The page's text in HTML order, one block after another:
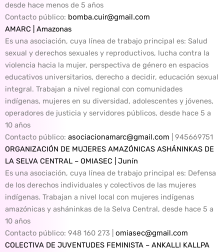
desde hace menos de 5 años
Contacto público: bomba.cuir@gmail.com
AMARC | Amazonas
Es una asociación, cuya línea de trabajo principal es: Salud
sexual y derechos sexuales y reproductivos, lucha contra la
violencia hacia la mujer, perspectiva de género en espacios
educativos universitarios, derecho a decidir, educación sexual
integral. Trabajan a nivel regional con comunidades
indígenas, mujeres en su diversidad, adolescentes y jóvenes,
operadores de justicia y servidores públicos, desde hace 5 a
10 años
Contacto público: asociacionamarc@gmail.com | 945669751
ORGANIZACIÓN DE MUJERES AMAZÓNICAS ASHÁNINKAS DE
LA SELVA CENTRAL – OMIASEC | Junín
Es una asociación, cuya línea de trabajo principal es: Defensa
de los derechos individuales y colectivos de las mujeres
indígenas. Trabajan a nivel local con mujeres indígenas
amazónicas y asháninkas de la Selva Central, desde hace 5 a
10 años
Contacto público: 948 160 273 | omiasec@gmail.com
COLECTIVA DE JUVENTUDES FEMINISTA – ANKALLI KALLPA